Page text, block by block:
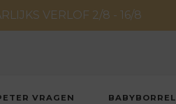
VERLOF 2/8 - 16/8
VRAGEN BABYBORREL